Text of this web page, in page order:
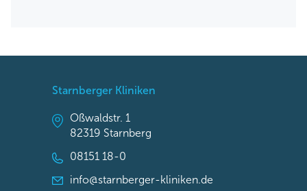
Starnberger Kliniken
Oßwaldstr. 1
82319 Starnberg
08151 18-0
info@starnberger-kliniken.de